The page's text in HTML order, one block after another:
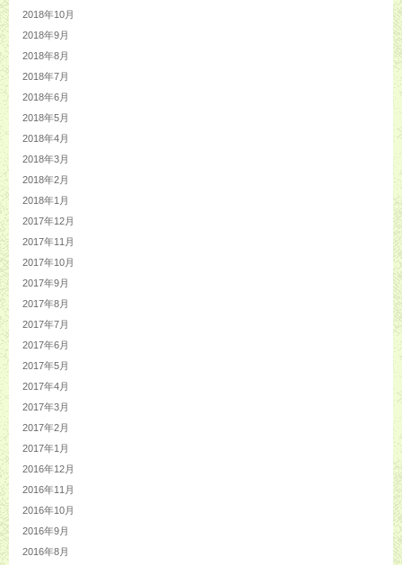
2018年10月
2018年9月
2018年8月
2018年7月
2018年6月
2018年5月
2018年4月
2018年3月
2018年2月
2018年1月
2017年12月
2017年11月
2017年10月
2017年9月
2017年8月
2017年7月
2017年6月
2017年5月
2017年4月
2017年3月
2017年2月
2017年1月
2016年12月
2016年11月
2016年10月
2016年9月
2016年8月